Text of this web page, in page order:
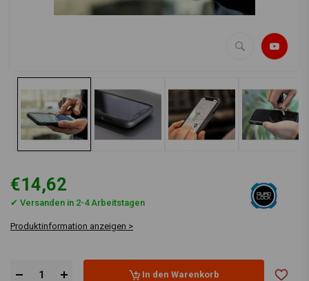
€14,62
✔ Versanden in 2-4 Arbeitstagen
Produktinformation anzeigen >
In den Warenkorb